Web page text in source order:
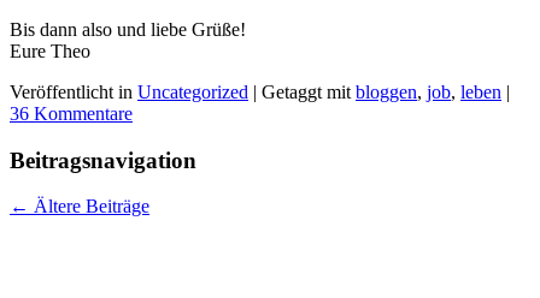
Bis dann also und liebe Grüße!
Eure Theo
Veröffentlicht in Uncategorized | Getaggt mit bloggen, job, leben |
36 Kommentare
Beitragsnavigation
← Ältere Beiträge